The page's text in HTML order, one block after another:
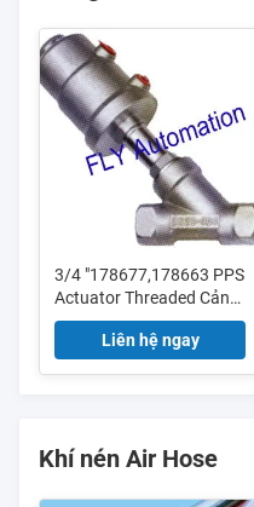
3/4 "178677,178663 PPS
Actuator Threaded Cảng
2/2 Way Góc Seat Van
Liên hệ ngay
Khí nén Air Hose